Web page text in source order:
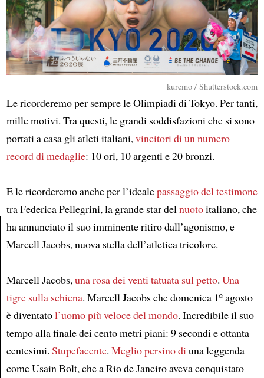
Article
kuremo / Shutterstock.com
Le ricorderemo per sempre le Olimpiadi di Tokyo. Per tanti,
mille motivi. Tra questi, le grandi soddisfazioni che si sono
portati a casa gli atleti italiani,vincitori diun numero
record di medaglie: 10 ori, 10 argenti e 20 bronzi.
E le ricorderemo anche per l’idealepassaggio del testimone
tra Federica Pellegrini, la grande star delnuotoitaliano, che
ha annunciato il suo imminente ritiro dall’agonismo, e
Marcell Jacobs, nuova stella dell’atletica tricolore.
Marcell Jacobs,una rosa dei venti tatuata sul petto. Una
tigre sulla schiena. Marcell Jacobs che domenica 1º agosto
è diventatol’uomo più veloce del mondo. Incredibile il suo
tempo alla finale dei cento metri piani: 9 secondi e ottanta
centesimi. Stupefacente. Meglio persino diuna leggenda
come Usain Bolt, che a Rio de Janeiro aveva conquistato